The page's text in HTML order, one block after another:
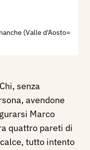
(Valle d'Aosto=
senza
avendone
Marco
quattro pareti di
tutto intento